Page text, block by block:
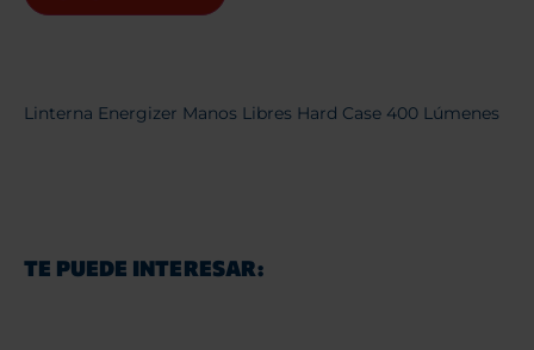
Linterna Energizer Manos Libres Hard Case 400 Lúmenes
TE PUEDE INTERESAR: